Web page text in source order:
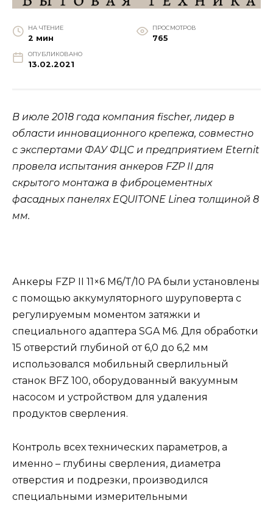
НА ЧТЕНИЕ
2 мин
ПРОСМОТРОВ
765
ОПУБЛИКОВАНО
13.02.2021
В июле 2018 года компания fischer, лидер в
области инновационного крепежа, совместно
с экспертами ФАУ ФЦС и предприятием Eternit
провела испытания анкеров FZP II для
скрытого монтажа в фиброцементных
фасадных панелях EQUITONE Linea толщиной 8
мм.
Анкеры FZP II 11×6 М6/T/10 PA были установлены
с помощью аккумуляторного шуруповерта с
регулируемым моментом затяжки и
специального адаптера SGA M6. Для обработки
15 отверстий глубиной от 6,0 до 6,2 мм
использовался мобильный сверлильный
станок BFZ 100, оборудованный вакуумным
насосом и устройством для удаления
продуктов сверления.
Контроль всех технических параметров, а
именно – глубины сверления, диаметра
отверстия и подрезки, производился
специальными измерительными